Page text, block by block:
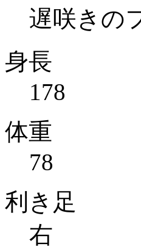
遅咲きの
身長
178
体重
78
利き足
右